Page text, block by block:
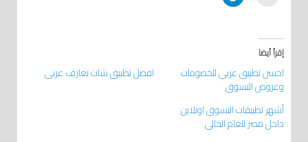
إقرأ أيضا
احسن تطبيق عربي للخصومات
وعروض التسوق
افضل تطبيق شات تعارف عربي
أشهر تطبيقات التسوق اونلاين
داخل مصر للعام الحالي